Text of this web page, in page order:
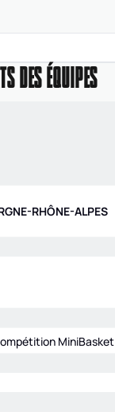
DES ÉQUIPES
RHÔNE-ALPES
MiniBasket